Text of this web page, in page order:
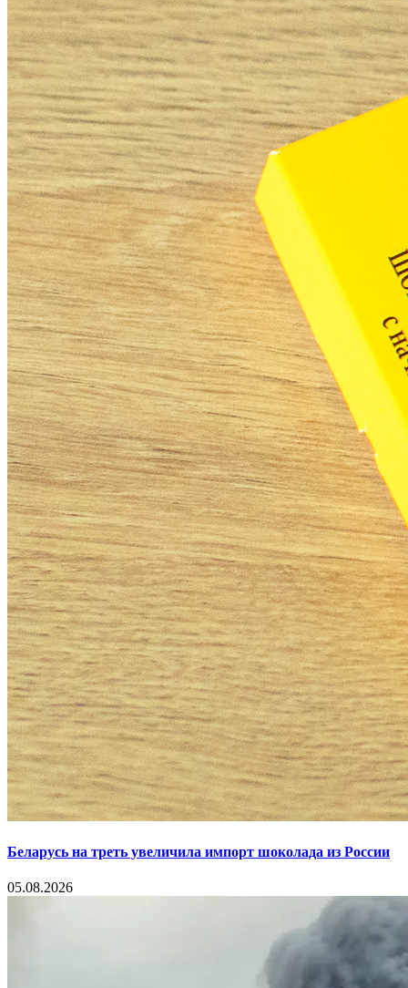
Беларусь на треть увеличила импорт шоколада из России
05.08.2026